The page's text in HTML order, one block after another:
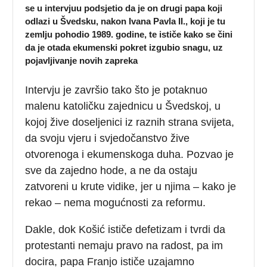
se u intervjuu podsjetio da je on drugi papa koji
odlazi u Švedsku, nakon Ivana Pavla II., koji je tu
zemlju pohodio 1989. godine, te ističe kako se čini
da je otada ekumenski pokret izgubio snagu, uz
pojavljivanje novih zapreka
Intervju je završio tako što je potaknuo
malenu katoličku zajednicu u Švedskoj, u
kojoj žive doseljenici iz raznih strana svijeta,
da svoju vjeru i svjedočanstvo žive
otvorenoga i ekumenskoga duha. Pozvao je
sve da zajedno hode, a ne da ostaju
zatvoreni u krute vidike, jer u njima – kako je
rekao – nema mogućnosti za reformu.
Dakle, dok Košić ističe defetizam i tvrdi da
protestanti nemaju pravo na radost, pa im
docira, papa Franjo ističe uzajamno